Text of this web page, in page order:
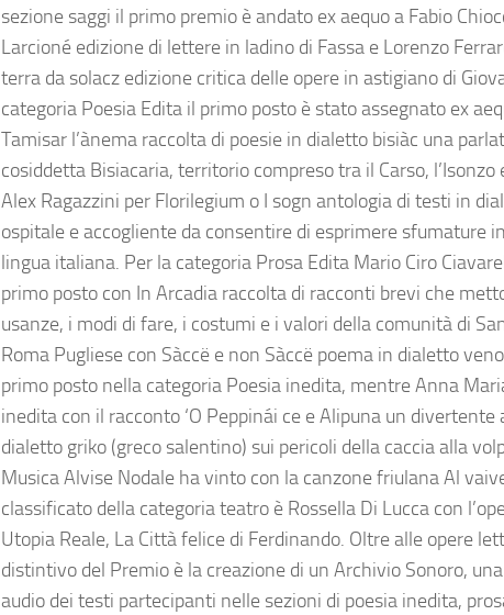
sezione saggi il primo premio è andato ex aequo a Fabio
Larcioné edizione di lettere in ladino di Fassa e Lorenzo
terra da solacz edizione critica delle opere in astigiano di
categoria Poesia Edita il primo posto è stato assegnato ex
Tamisar l’ànema raccolta di poesie in dialetto bisiàc una
cosiddetta Bisiacaria, territorio compreso tra il Carso, l’Isonzo
Alex Ragazzini per Florilegium o I sogn antologia di testi in
ospitale e accogliente da consentire di esprimere sfumature
lingua italiana. Per la categoria Prosa Edita Mario Ciro
primo posto con In Arcadia raccolta di racconti brevi che
usanze, i modi di fare, i costumi e i valori della comunità di
Roma Pugliese con Sàccë e non Sàccë poema in dialetto
primo posto nella categoria Poesia inedita, mentre Anna
inedita con il racconto ‘O Peppinái ce e Alipuna un divertente
dialetto griko (greco salentino) sui pericoli della caccia alla
Musica Alvise Nodale ha vinto con la canzone friulana Al
classificato della categoria teatro è Rossella Di Lucca con
Utopia Reale, La Città felice di Ferdinando. Oltre alle opere
distintivo del Premio è la creazione di un Archivio Sonoro,
audio dei testi partecipanti nelle sezioni di poesia inedita,